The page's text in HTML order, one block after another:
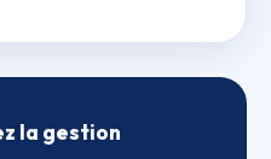
la gestion